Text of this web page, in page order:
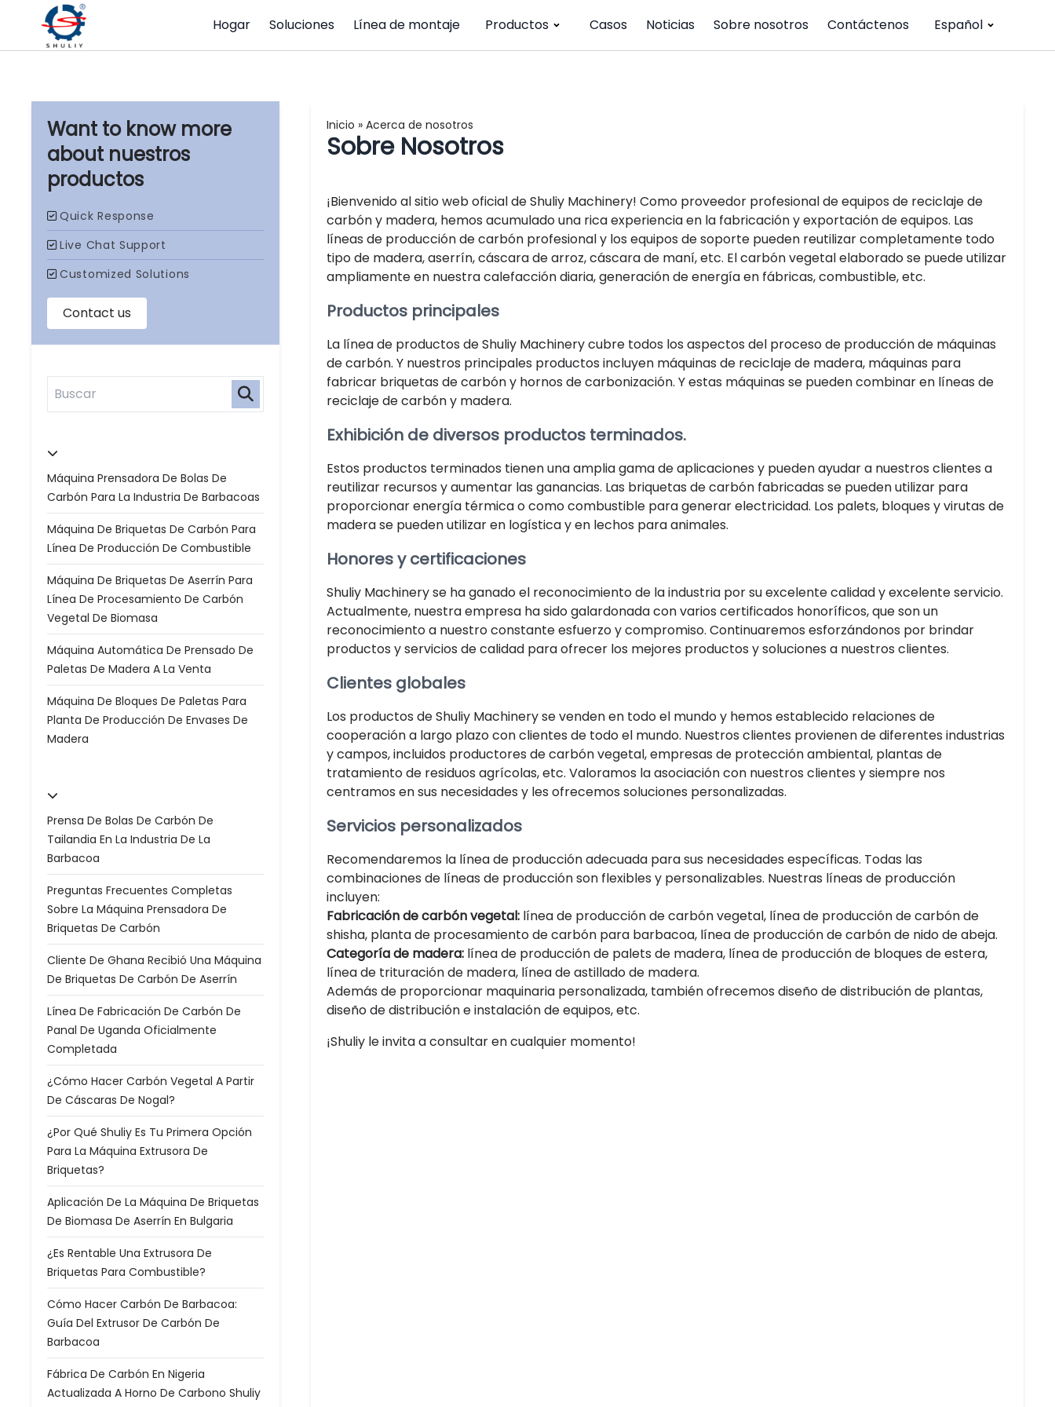
Hogar Soluciones Línea de montaje Productos Casos Noticias Sobre nosotros Contáctenos Español
nuestros
productos
Máquina Prensadora De Bolas De
Carbón Para La Industria De Barbacoas
Máquina De Briquetas De Carbón Para
Línea De Producción De Combustible
Máquina De Briquetas De Aserrín Para
Línea De Procesamiento De Carbón
Vegetal De Biomasa
Máquina Automática De Prensado De
Paletas De Madera A La Venta
Máquina De Bloques De Paletas Para
Planta De Producción De Envases De
Madera
Prensa De Bolas De Carbón De
Tailandia En La Industria De La
Barbacoa
Preguntas Frecuentes Completas
Sobre La Máquina Prensadora De
Briquetas De Carbón
Cliente De Ghana Recibió Una Máquina
De Briquetas De Carbón De Aserrín
Línea De Fabricación De Carbón De
Panal De Uganda Oficialmente
Completada
¿Cómo Hacer Carbón Vegetal A Partir
De Cáscaras De Nogal?
¿Por Qué Shuliy Es Tu Primera Opción
Para La Máquina Extrusora De
Briquetas?
Aplicación De La Máquina De Briquetas
De Biomasa De Aserrín En Bulgaria
¿Es Rentable Una Extrusora De
Briquetas Para Combustible?
Cómo Hacer Carbón De Barbacoa:
Guía Del Extrusor De Carbón De
Barbacoa
Fábrica De Carbón En Nigeria
Actualizada A Horno De Carbono Shuliy
Inicio » Acerca de nosotros
Sobre Nosotros
¡Bienvenido al sitio web oficial de Shuliy Machinery! Como proveedor profesional de equipos de reciclaje de
carbón y madera, hemos acumulado una rica experiencia en la fabricación y exportación de equipos. Las
líneas de producción de carbón profesional y los equipos de soporte pueden reutilizar completamente todo
tipo de madera, aserrín, cáscara de arroz, cáscara de maní, etc. El carbón vegetal elaborado se puede utilizar
ampliamente en nuestra calefacción diaria, generación de energía en fábricas, combustible, etc.
Productos principales
La línea de productos de Shuliy Machinery cubre todos los aspectos del proceso de producción de máquinas
de carbón. Y nuestros principales productos incluyen máquinas de reciclaje de madera, máquinas para
fabricar briquetas de carbón y hornos de carbonización. Y estas máquinas se pueden combinar en líneas de
reciclaje de carbón y madera.
Exhibición de diversos productos terminados.
Estos productos terminados tienen una amplia gama de aplicaciones y pueden ayudar a nuestros clientes a
reutilizar recursos y aumentar las ganancias. Las briquetas de carbón fabricadas se pueden utilizar para
proporcionar energía térmica o como combustible para generar electricidad. Los palets, bloques y virutas de
madera se pueden utilizar en logística y en lechos para animales.
Honores y certificaciones
Shuliy Machinery se ha ganado el reconocimiento de la industria por su excelente calidad y excelente servicio.
Actualmente, nuestra empresa ha sido galardonada con varios certificados honoríficos, que son un
reconocimiento a nuestro constante esfuerzo y compromiso. Continuaremos esforzándonos por brindar
productos y servicios de calidad para ofrecer los mejores productos y soluciones a nuestros clientes.
Clientes globales
Los productos de Shuliy Machinery se venden en todo el mundo y hemos establecido relaciones de
cooperación a largo plazo con clientes de todo el mundo. Nuestros clientes provienen de diferentes industrias
y campos, incluidos productores de carbón vegetal, empresas de protección ambiental, plantas de
tratamiento de residuos agrícolas, etc. Valoramos la asociación con nuestros clientes y siempre nos
centramos en sus necesidades y les ofrecemos soluciones personalizadas.
Servicios personalizados
Recomendaremos la línea de producción adecuada para sus necesidades específicas. Todas las
combinaciones de líneas de producción son flexibles y personalizables. Nuestras líneas de producción
incluyen:
Fabricación de carbón vegetal: línea de producción de carbón vegetal, línea de producción de carbón de
shisha, planta de procesamiento de carbón para barbacoa, línea de producción de carbón de nido de abeja.
Categoría de madera: línea de producción de palets de madera, línea de producción de bloques de estera,
línea de trituración de madera, línea de astillado de madera.
Además de proporcionar maquinaria personalizada, también ofrecemos diseño de distribución de plantas,
diseño de distribución e instalación de equipos, etc.
¡Shuliy le invita a consultar en cualquier momento!